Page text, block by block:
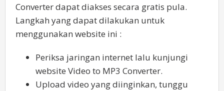
Converter dapat diakses secara gratis pula.
Langkah yang dapat dilakukan untuk
menggunakan website ini :
Periksa jaringan internet lalu kunjungi
website Video to MP3 Converter.
Upload video yang diinginkan, tunggu